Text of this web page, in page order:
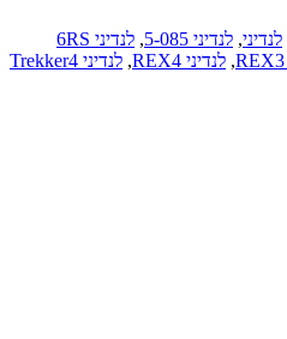
לנדיני, לנדיני 5-085 ,
לנדיני 6RS
, לנדיני REX4 , לנדיני Trekker4